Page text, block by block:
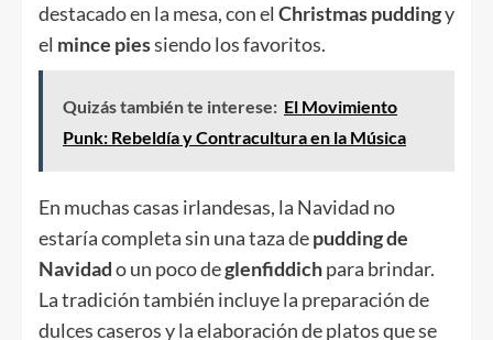
destacado en la mesa, con el Christmas puddingy
el mince piessiendo los favoritos.
Quizás también te interese: El Movimiento
Punk: Rebeldía y Contracultura en la Música
En muchas casas irlandesas, la Navidad no
estaría completa sin una taza depudding de
Navidado un poco deglenfiddichpara brindar.
La tradición también incluye la preparación de
dulces caseros y la elaboración de platos que se